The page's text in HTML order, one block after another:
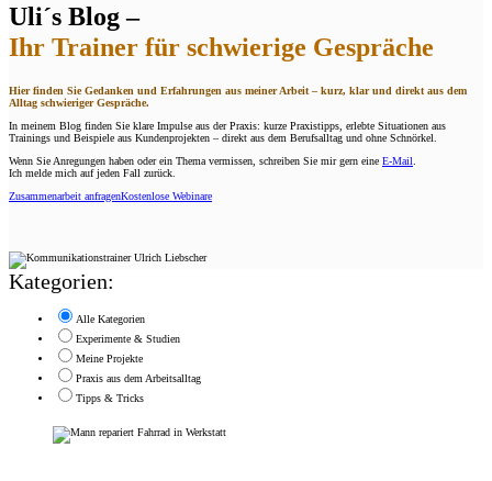
Uli´s Blog –
Ihr Trainer für schwierige Gespräche
Hier finden Sie Gedanken und Erfahrungen aus meiner Arbeit – kurz, klar und direkt aus dem
Alltag schwieriger Gespräche.
In meinem Blog finden Sie klare Impulse aus der Praxis: kurze Praxistipps, erlebte Situationen aus
Trainings und Beispiele aus Kundenprojekten – direkt aus dem Berufsalltag und ohne Schnörkel.
Wenn Sie Anregungen haben oder ein Thema vermissen, schreiben Sie mir gern eine E-Mail.
Ich melde mich auf jeden Fall zurück.
Zusammenarbeit anfragenKostenlose Webinare
Kategorien:
Alle Kategorien
Experimente & Studien
Meine Projekte
Praxis aus dem Arbeitsalltag
Tipps & Tricks